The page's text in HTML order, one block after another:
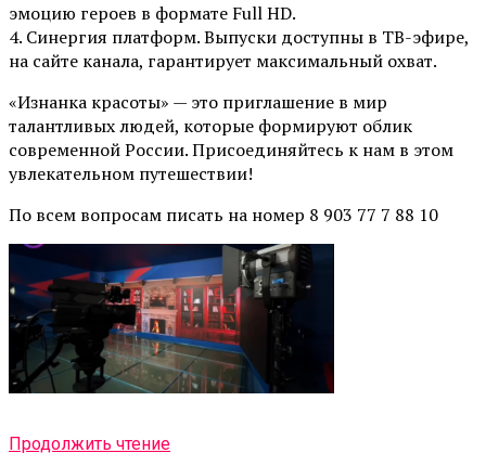
эмоцию героев в формате Full HD.
4. Синергия платформ. Выпуски доступны в ТВ-эфире,
на сайте канала, гарантирует максимальный охват.
«Изнанка красоты» — это приглашение в мир
талантливых людей, которые формируют облик
современной России. Присоединяйтесь к нам в этом
увлекательном путешествии!
По всем вопросам писать на номер 8 903 77 7 88 10
Продолжить чтение